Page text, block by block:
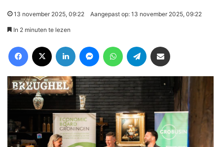
13 november 2025, 09:22 Aangepast op: 13 november 2025, 09:22
In 2 minuten te lezen